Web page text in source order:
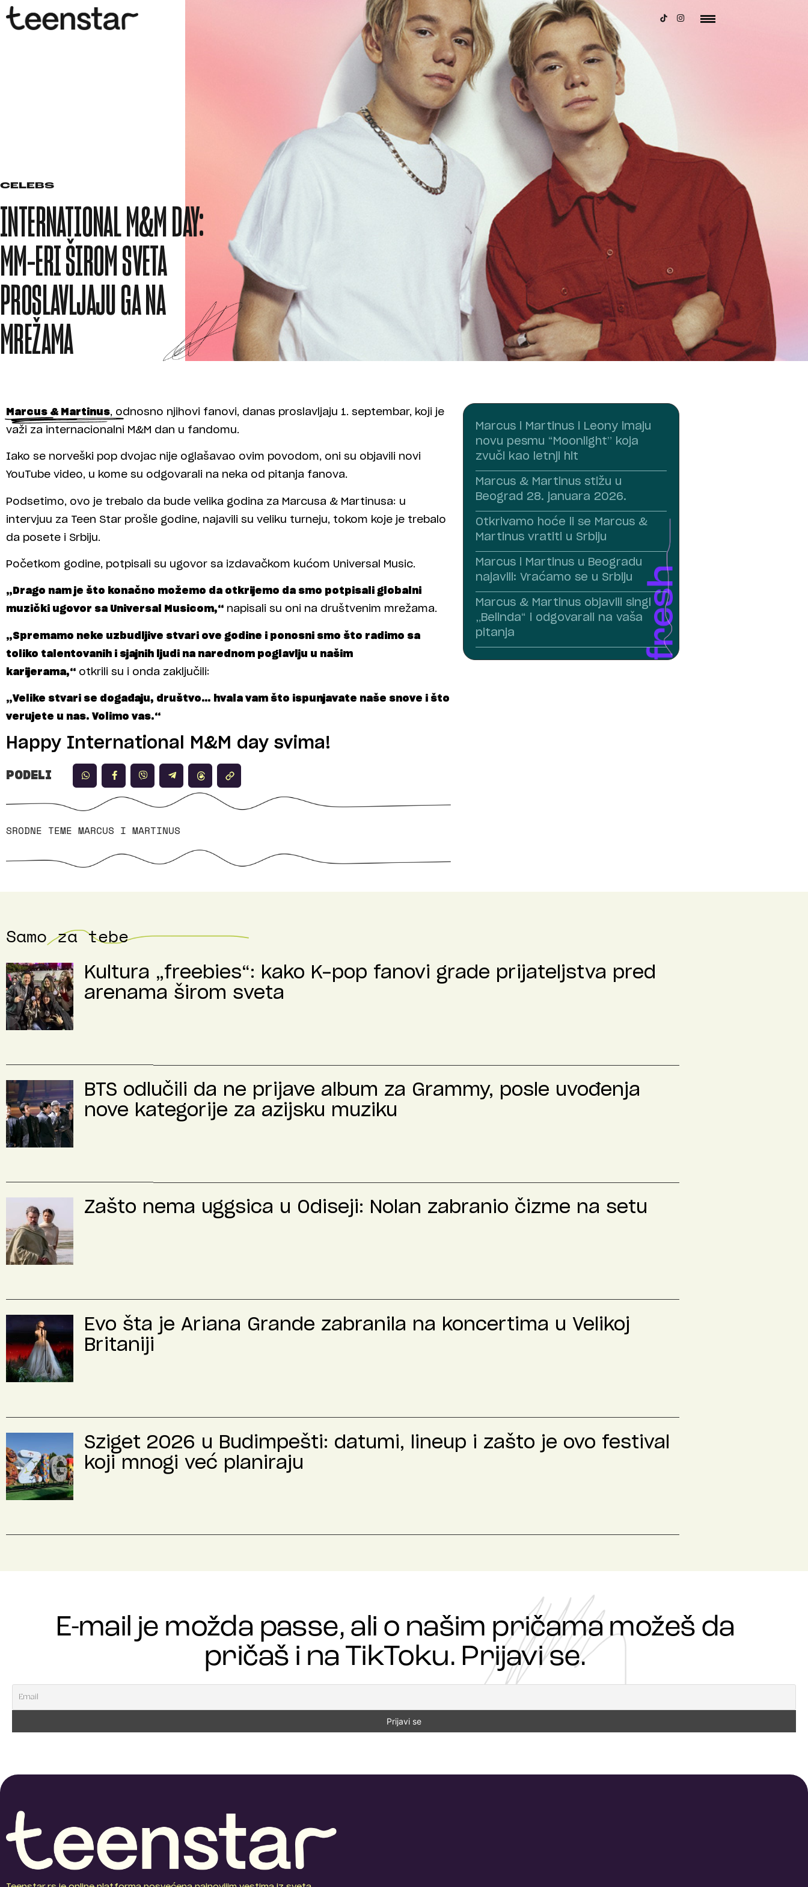
CELEBS
INTERNATIONAL M&M DAY:
MM-ERI ŠIROM SVETA
PROSLAVLJAJU GA NA
MREŽAMA
Marcus & Martinus, odnosno njihovi fanovi, danas proslavljaju 1. septembar, koji je
važi za internacionalni M&M dan u fandomu.
Iako se norveški pop dvojac nije oglašavao ovim povodom, oni su objavili novi
YouTube video, u kome su odgovarali na neka od pitanja fanova.
Podsetimo, ovo je trebalo da bude velika godina za Marcusa & Martinusa: u
intervjuu za Teen Star prošle godine, najavili su veliku turneju, tokom koje je trebalo
da posete i Srbiju.
Početkom godine, potpisali su ugovor sa izdavačkom kućom Universal Music.
„Drago nam je što konačno možemo da otkrijemo da smo potpisali globalni
muzički ugovor sa Universal Musicom,“ napisali su oni na društvenim mrežama.
„Spremamo neke uzbudljive stvari ove godine i ponosni smo što radimo sa
toliko talentovanih i sjajnih ljudi na narednom poglavlju u našim
karijerama,“ otkrili su i onda zaključili:
„Velike stvari se događaju, društvo… hvala vam što ispunjavate naše snove i što
verujete u nas. Volimo vas.“
Happy International M&M day svima!
PODELI
SRODNE TEME MARCUS I MARTINUS
Marcus i Martinus i Leony imaju
novu pesmu “Moonlight” koja
zvuči kao letnji hit
Marcus & Martinus stižu u
Beograd 28. januara 2026.
Otkrivamo hoće li se Marcus &
Martinus vratiti u Srbiju
Marcus i Martinus u Beogradu
najavili: Vraćamo se u Srbiju
Marcus & Martinus objavili singl
„Belinda“ i odgovarali na vaša
pitanja
Samo za tebe
Kultura „freebies“: kako K-pop fanovi grade prijateljstva pred
arenama širom sveta
BTS odlučili da ne prijave album za Grammy, posle uvođenja
nove kategorije za azijsku muziku
Zašto nema uggsica u Odiseji: Nolan zabranio čizme na setu
Evo šta je Ariana Grande zabranila na koncertima u Velikoj
Britaniji
Sziget 2026 u Budimpešti: datumi, lineup i zašto je ovo festival
koji mnogi već planiraju
E-mail je možda passe, ali o našim pričama možeš da
pričaš i na TikToku. Prijavi se.